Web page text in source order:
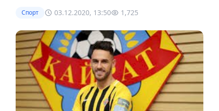
Спорт 03.12.2020, 13:50 1,725